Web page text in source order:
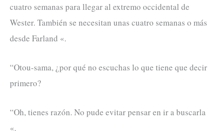
cuatro semanas para llegar al extremo occidental de
Wester. También se necesitan unas cuatro semanas o más
desde Farland «.
“Otou-sama, ¿por qué no escuchas lo que tiene que decir
primero?
“Oh, tienes razón. No pude evitar pensar en ir a buscarla
«.